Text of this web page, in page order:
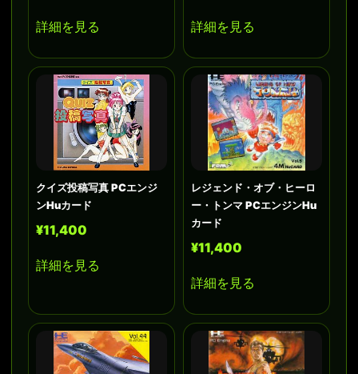
詳細を見る 詳細を見る
クイズ投稿写真 PCエンジ
ンHuカード
¥11,400
詳細を見る
レジェンド・オブ・ヒーロ
ー・トンマ PCエンジンHu
カード
¥11,400
詳細を見る